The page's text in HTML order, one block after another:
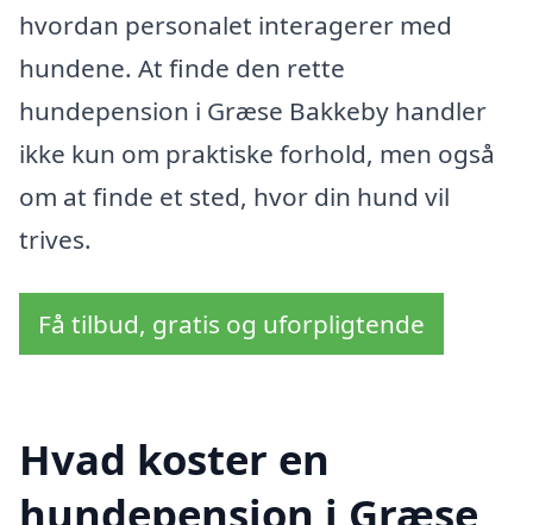
hvordan personalet interagerer med
hundene. At finde den rette
hundepension i Græse Bakkeby handler
ikke kun om praktiske forhold, men også
om at finde et sted, hvor din hund vil
trives.
Få tilbud, gratis og uforpligtende
Hvad koster en